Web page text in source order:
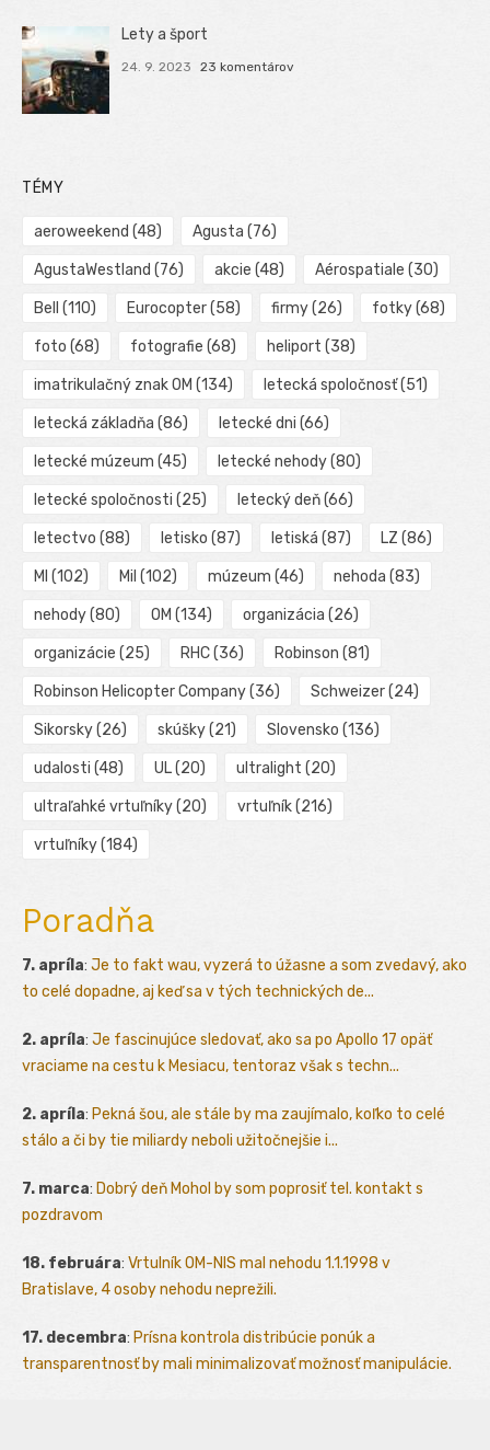
Lety a šport
24. 9. 2023 23 komentárov
TÉMY
aeroweekend (48) Agusta (76)
AgustaWestland (76) akcie (48) Aérospatiale (30)
Bell (110) Eurocopter(58) firmy(26) fotky(68)
foto (68) fotografie (68) heliport (38)
imatrikulačný znak OM (134) letecká spoločnosť(51)
letecká základňa (86) letecké dni (66)
letecké múzeum (45) letecké nehody(80)
letecké spoločnosti (25) letecký deň(66)
letectvo (88) letisko (87) letiská (87) LZ (86)
MI (102) Mil (102) múzeum (46) nehoda (83)
nehody(80) OM (134) organizácia (26)
organizácie (25) RHC(36) Robinson (81)
Robinson Helicopter Company(36) Schweizer(24)
Sikorsky(26) skúšky(21) Slovensko (136)
udalosti (48) UL(20) ultralight (20)
ultraľahké vrtuľníky(20) vrtuľník(216)
vrtuľníky(184)
Poradňa
7. apríla: Je to fakt wau, vyzerá to úžasne a som zvedavý, ako
to celé dopadne, aj keď sa v tých technických de...
2. apríla: Je fascinujúce sledovať, ako sa po Apollo 17 opäť
vraciame na cestu k Mesiacu, tentoraz však s techn...
2. apríla: Pekná šou, ale stále by ma zaujímalo, koľko to celé
stálo a či by tie miliardy neboli užitočnejšie i...
7. marca: Dobrý deň Mohol by som poprosiť tel. kontakt s
pozdravom
18. februára: Vrtulník OM-NIS mal nehodu 1.1.1998 v
Bratislave, 4 osoby nehodu neprežili.
17. decembra: Prísna kontrola distribúcie ponúk a
transparentnosť by mali minimalizovať možnosť manipulácie.